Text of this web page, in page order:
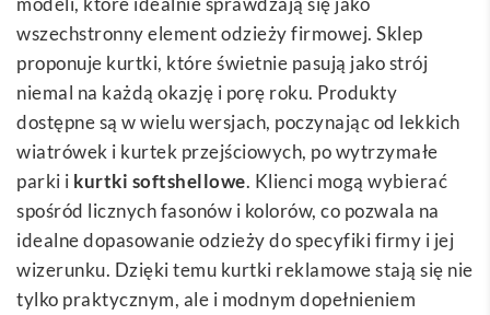
wszechstronny element odzieży firmowej. Sklep
proponuje kurtki, które świetnie pasują jako strój
niemal na każdą okazję i porę roku. Produkty
dostępne są w wielu wersjach, poczynając od lekkich
wiatrówek i kurtek przejściowych, po wytrzymałe
parki i kurtki softshellowe. Klienci mogą wybierać
spośród licznych fasonów i kolorów, co pozwala na
idealne dopasowanie odzieży do specyfiki firmy i jej
wizerunku. Dzięki temu kurtki reklamowe stają się nie
tylko praktycznym, ale i modnym dopełnieniem